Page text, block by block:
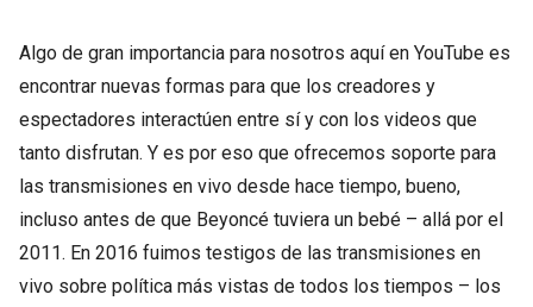
Algo de gran importancia para nosotros aquí en YouTube es
encontrar nuevas formas para que los creadores y
espectadores interactúen entre sí y con los videos que
tanto disfrutan. Y es por eso que ofrecemos soporte para
las transmisiones en vivo desde hace tiempo, bueno,
incluso antes de que Beyoncé tuviera un bebé – allá por el
2011. En 2016 fuimos testigos de las transmisiones en
vivo sobre política más vistas de todos los tiempos – los